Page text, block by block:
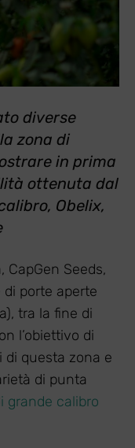
diverse
zona di
in prima
ottenuta dal
Obelix,
CapGen Seeds,
porte aperte
tra la fine di
l’obiettivo di
questa zona e
di punta
grande calibro